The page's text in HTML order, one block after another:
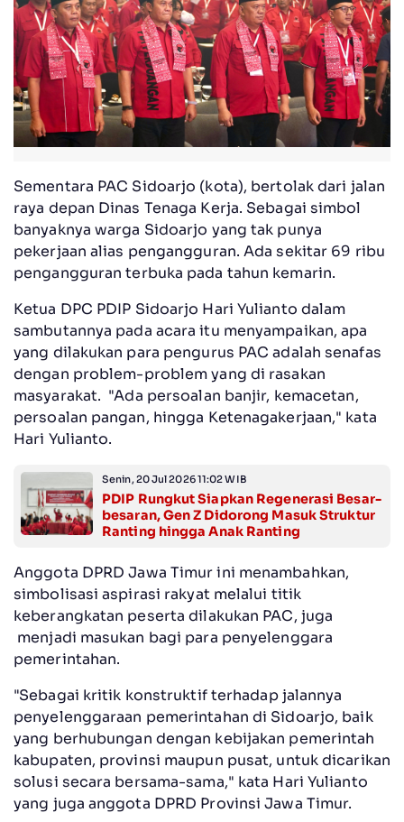
Sementara PAC Sidoarjo (kota), bertolak dari jalan
raya depan Dinas Tenaga Kerja. Sebagai simbol
banyaknya warga Sidoarjo yang tak punya
pekerjaan alias pengangguran. Ada sekitar 69 ribu
pengangguran terbuka pada tahun kemarin.
Ketua DPC PDIP Sidoarjo Hari Yulianto dalam
sambutannya pada acara itu menyampaikan, apa
yang dilakukan para pengurus PAC adalah senafas
dengan problem-problem yang di rasakan
masyarakat. "Ada persoalan banjir, kemacetan,
persoalan pangan, hingga Ketenagakerjaan," kata
Hari Yulianto.
Senin, 20 Jul 2026 11:02 WIB
PDIP Rungkut Siapkan Regenerasi Besar-
besaran, Gen Z Didorong Masuk Struktur
Ranting hingga Anak Ranting
Anggota DPRD Jawa Timur ini menambahkan,
simbolisasi aspirasi rakyat melalui titik
keberangkatan peserta dilakukan PAC, juga
menjadi masukan bagi para penyelenggara
pemerintahan.
"Sebagai kritik konstruktif terhadap jalannya
penyelenggaraan pemerintahan di Sidoarjo, baik
yang berhubungan dengan kebijakan pemerintah
kabupaten, provinsi maupun pusat, untuk dicarikan
solusi secara bersama-sama," kata Hari Yulianto
yang juga anggota DPRD Provinsi Jawa Timur.